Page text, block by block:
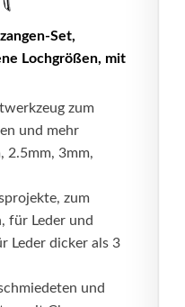
Set,
Lochgrößen, mit
zum
und mehr
2.5mm, 3mm,
zum
für Leder und
Leder dicker als 3
und